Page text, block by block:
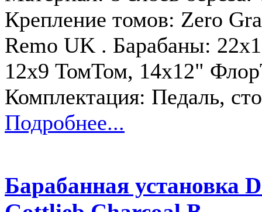
Крепление томов: Zero
Remo UK . Барабаны:
12x9 ТомТом, 14x12"
Комплектация: Педаль,
Подробнее...
Барабанная установка